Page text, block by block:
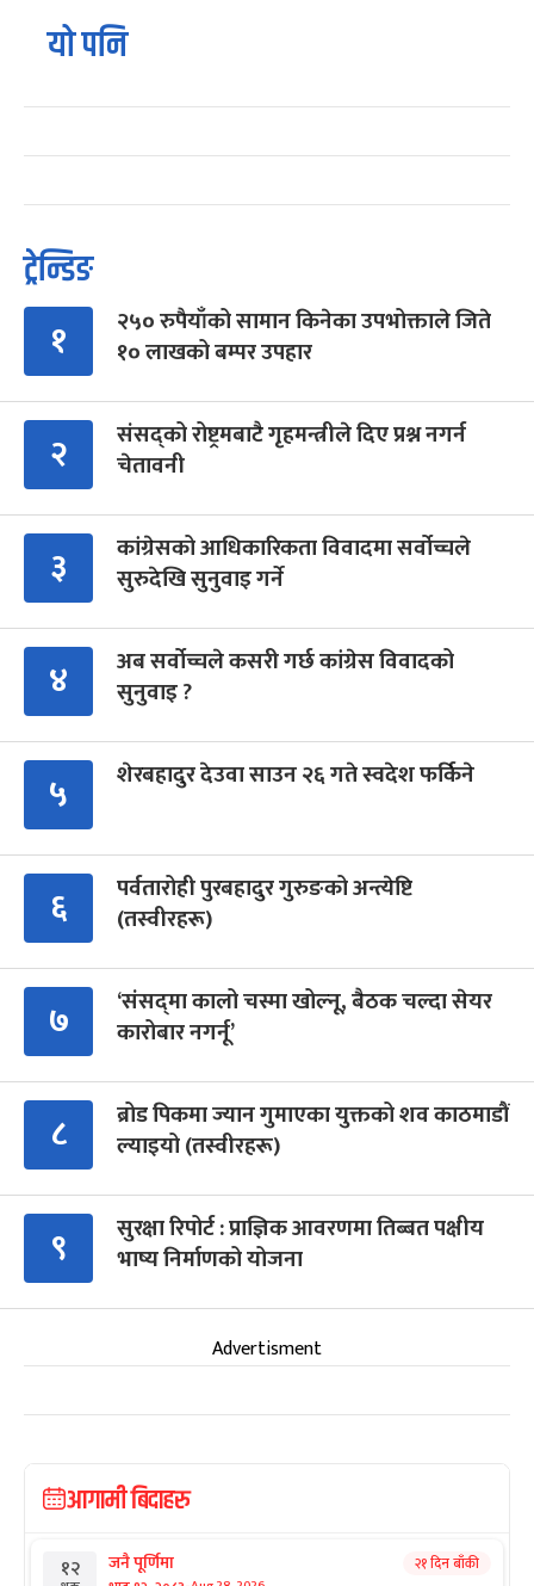
यो पनि
ट्रेन्डिङ
१
२५० रुपैयाँको सामान किनेका उपभोक्ताले जिते
१० लाखको बम्पर उपहार
२
संसद्को रोष्ट्रमबाटै गृहमन्त्रीले दिए प्रश्न नगर्न
चेतावनी
३
कांग्रेसको आधिकारिकता विवादमा सर्वोच्चले
सुरुदेखि सुनुवाइ गर्ने
४
अब सर्वोच्चले कसरी गर्छ कांग्रेस विवादको
सुनुवाइ ?
५ शेरबहादुर देउवा साउन २६ गते स्वदेश फर्किने
६
पर्वतारोही पुरबहादुर गुरुङको अन्त्येष्टि
(तस्वीरहरू)
७
‘संसद्‍मा कालो चस्मा खोल्नू, बैठक चल्दा सेयर
कारोबार नगर्नू’
८
ब्रोड पिकमा ज्यान गुमाएका युक्तको शव काठमाडौं
ल्याइयो (तस्वीरहरू)
९
सुरक्षा रिपोर्ट : प्राज्ञिक आवरणमा तिब्बत पक्षीय
भाष्य निर्माणको योजना
Advertisment
आगामी बिदाहरु
१२ जनै पूर्णिमा २१ दिन बाँकी